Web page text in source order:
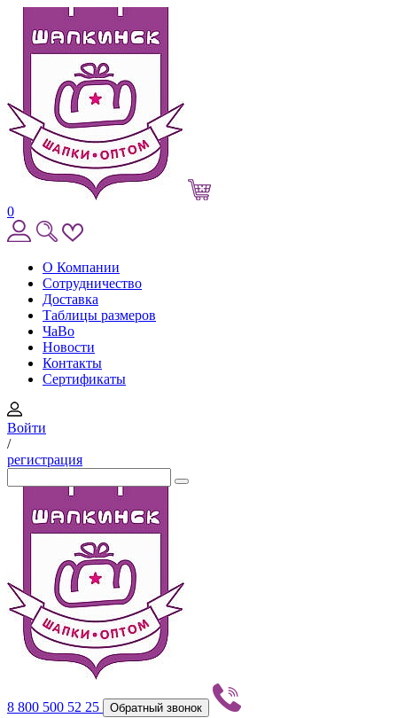
0
О Компании
Сотрудничество
Доставка
Таблицы размеров
ЧаВо
Новости
Контакты
Сертификаты
Войти
/
регистрация
8 800 500 52 25 Обратный звонок